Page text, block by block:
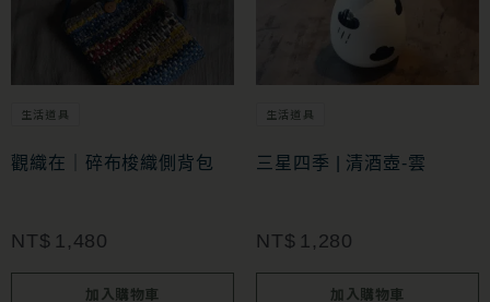
生活道具
觀織在｜碎布梭織側背包
NT$ 1,480
加入購物車
生活道具
三星四季 | 清酒壺-雲
NT$ 1,280
加入購物車